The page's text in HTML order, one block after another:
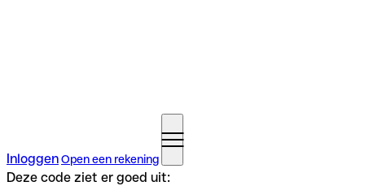
InloggenOpen een rekening
Deze code ziet er goed uit: